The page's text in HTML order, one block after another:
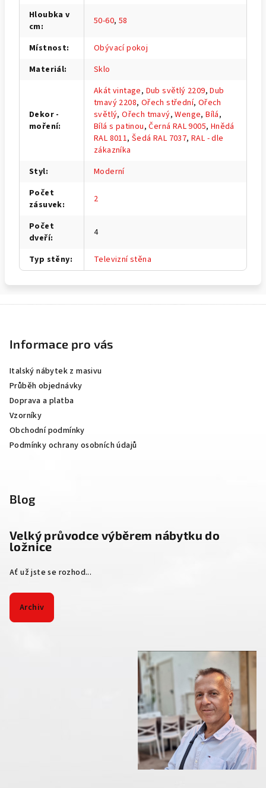
Hloubka v
cm: 50-60, 58
Místnost:
Obývací pokoj
Materiál: Sklo
Dekor -
moření:
Akát vintage, Dub světlý 2209,Dub
tmavý 2208, Ořech střední, Ořech
světlý,Ořech tmavý,Wenge,Bílá,
Bílá s patinou,Černá RAL 9005, Hnědá
RAL 8011,Šedá RAL 7037,RAL - dle
zákazníka
Styl:
Moderní
Počet
zásuvek: 2
Počet
dveří: 4
Typ stěny: Televizní stěna
Informace pro vás
Italský nábytek z masivu
Průběh objednávky
Doprava a platba
Vzorníky
Obchodní podmínky
Podmínky ochrany osobních údajů
Blog
Velký průvodce výběrem nábytku do
ložnice
Ať už jste se rozhod...
Archiv